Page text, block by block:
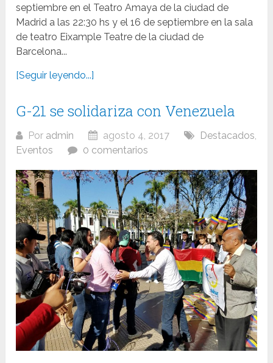
septiembre en el Teatro Amaya de la ciudad de
Madrid a las 22:30 hs y el 16 de septiembre en la sala
de teatro Eixample Teatre de la ciudad de
Barcelona...
[Seguir leyendo...]
G-21 se solidariza con Venezuela
Por admin agosto 4, 2017 Destacados,
Eventos
0 comentarios